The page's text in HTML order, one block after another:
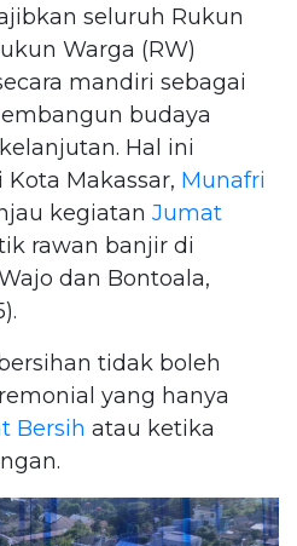
seluruh Rukun
Warga (RW)
mandiri sebagai
budaya
Hal ini
Makassar, Munafri
kegiatan Jumat
rawan banjir di
dan Bontoala,
tidak boleh
yang hanya
Bersih atau ketika